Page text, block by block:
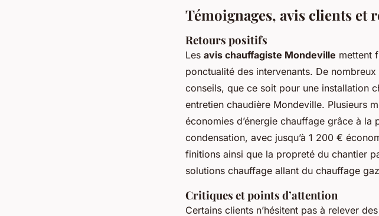
Témoignages, avis clients et
Retours positifs
Les avis chauffagiste Mondeville mettent
ponctualité des intervenants. De
conseils, que ce soit pour une installation
entretien chaudière Mondeville. Plusieurs
économies d’énergie chauffage grâce à
condensation, avec jusqu’à 1 200 €
finitions ainsi que la propreté du chantier
solutions chauffage allant du chauffage
Critiques et points d’attention
Certains clients n’hésitent pas à relever